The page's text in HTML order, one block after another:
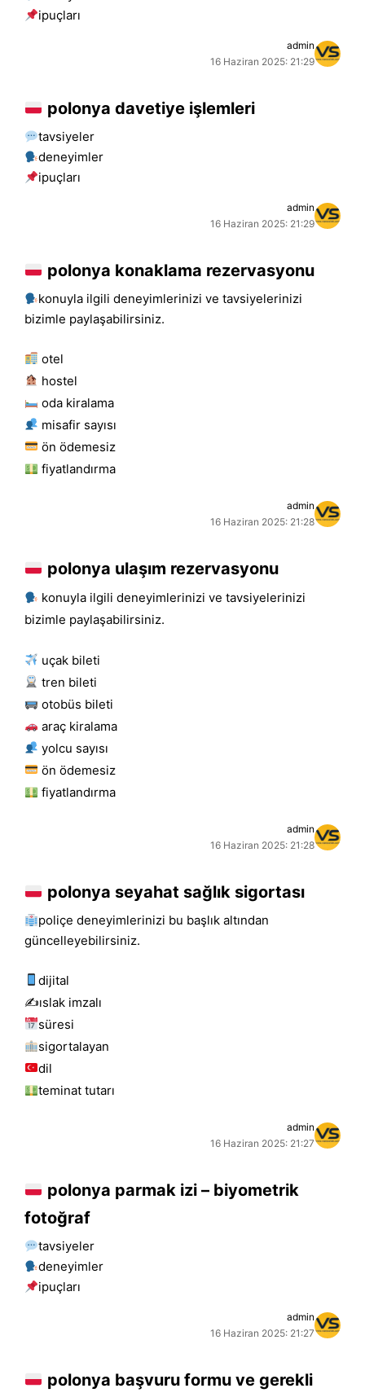
i̇puçları
admin
16 Haziran 2025: 21:29
polonya davetiye işlemleri
tavsiyeler
deneyimler
i̇puçları
admin
16 Haziran 2025: 21:29
polonya konaklama rezervasyonu
konuyla ilgili deneyimlerinizi ve tavsiyelerinizi
bizimle paylaşabilirsiniz.
otel
hostel
oda kiralama
misafir sayısı
ön ödemesiz
fiyatlandırma
admin
16 Haziran 2025: 21:28
polonya ulaşım rezervasyonu
konuyla ilgili deneyimlerinizi ve tavsiyelerinizi
bizimle paylaşabilirsiniz.
uçak bileti
tren bileti
otobüs bileti
araç kiralama
yolcu sayısı
ön ödemesiz
fiyatlandırma
admin
16 Haziran 2025: 21:28
polonya seyahat sağlık sigortası
poliçe deneyimlerinizi bu başlık altından
güncelleyebilirsiniz.
dijital
✍️islak i̇mzalı
süresi
sigortalayan
dil
teminat tutarı
admin
16 Haziran 2025: 21:27
polonya parmak izi – biyometrik
fotoğraf
tavsiyeler
deneyimler
i̇puçları
admin
16 Haziran 2025: 21:27
polonya başvuru formu ve gerekli